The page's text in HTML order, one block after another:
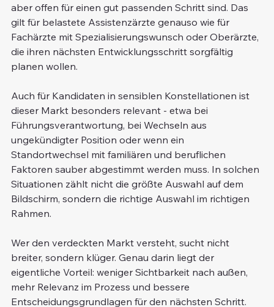
aber offen für einen gut passenden Schritt sind. Das
gilt für belastete Assistenzärzte genauso wie für
Fachärzte mit Spezialisierungswunsch oder Oberärzte,
die ihren nächsten Entwicklungsschritt sorgfältig
planen wollen.
Auch für Kandidaten in sensiblen Konstellationen ist
dieser Markt besonders relevant - etwa bei
Führungsverantwortung, bei Wechseln aus
ungekündigter Position oder wenn ein
Standortwechsel mit familiären und beruflichen
Faktoren sauber abgestimmt werden muss. In solchen
Situationen zählt nicht die größte Auswahl auf dem
Bildschirm, sondern die richtige Auswahl im richtigen
Rahmen.
Wer den verdeckten Markt versteht, sucht nicht
breiter, sondern klüger. Genau darin liegt der
eigentliche Vorteil: weniger Sichtbarkeit nach außen,
mehr Relevanz im Prozess und bessere
Entscheidungsgrundlagen für den nächsten Schritt.